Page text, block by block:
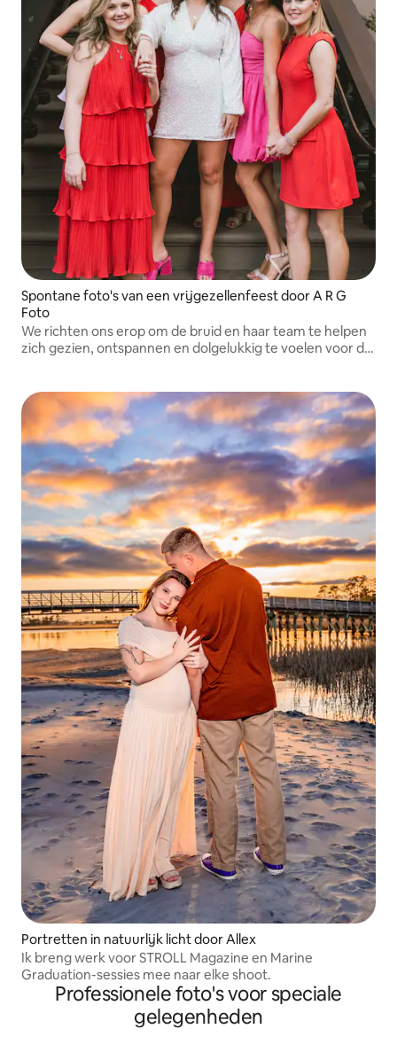
Spontane foto's van een vrijgezellenfeest door A R G
Foto
We richten ons erop om de bruid en haar team te helpen
zich gezien, ontspannen en dolgelukkig te voelen voor de
Portretten in natuurlijk licht door Allex
Ik breng werk voor STROLL Magazine en Marine
Graduation-sessies mee naar elke shoot.
Professionele foto's voor speciale
gelegenheden